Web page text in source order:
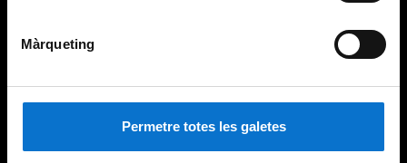
Màrqueting
Permetre totes les galetes